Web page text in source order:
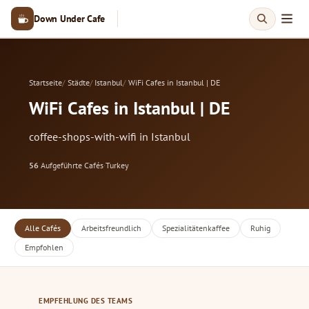
Down Under Cafe
Startseite Städte Istanbul WiFi Cafes in Istanbul | DE
WiFi Cafes in Istanbul | DE
coffee-shops-with-wifi in Istanbul
56 Aufgeführte Cafés·Turkey
Alle Cafés Arbeitsfreundlich Spezialitätenkaffee
Ruhig
Empfohlen
EMPFEHLUNG DES TEAMS